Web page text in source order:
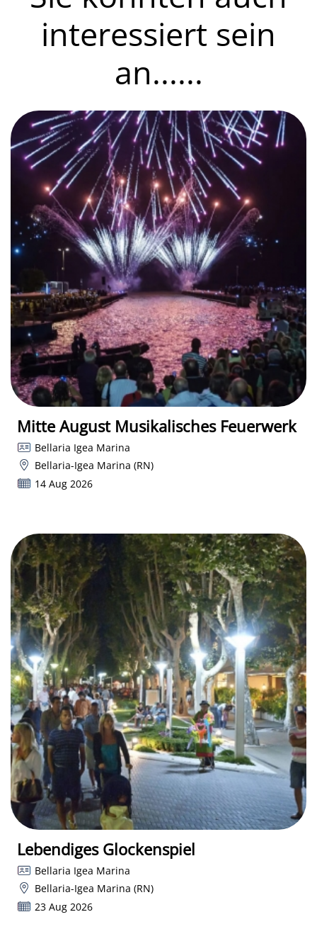
interessiert sein
an......
Mitte August Musikalisches Feuerwerk
Bellaria Igea Marina
Bellaria-Igea Marina (RN)
14 Aug 2026
Lebendiges Glockenspiel
Bellaria Igea Marina
Bellaria-Igea Marina (RN)
23 Aug 2026